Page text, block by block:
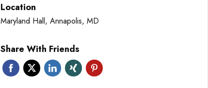
Location
Maryland Hall, Annapolis, MD
Share With Friends